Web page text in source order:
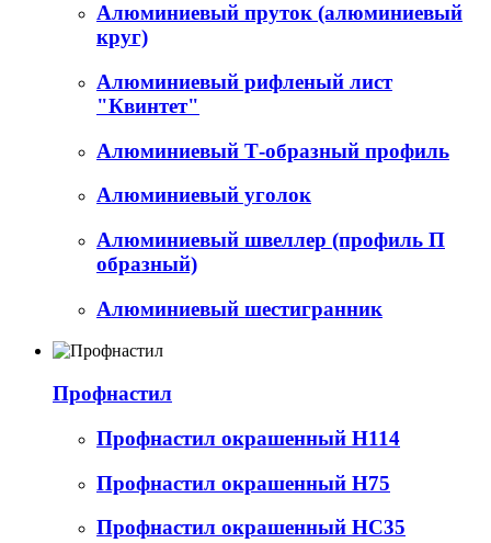
Алюминиевый пруток (алюминиевый
круг)
Алюминиевый рифленый лист
"Квинтет"
Алюминиевый Т-образный профиль
Алюминиевый уголок
Алюминиевый швеллер (профиль П
образный)
Алюминиевый шестигранник
Профнастил
Профнастил окрашенный Н114
Профнастил окрашенный Н75
Профнастил окрашенный НС35